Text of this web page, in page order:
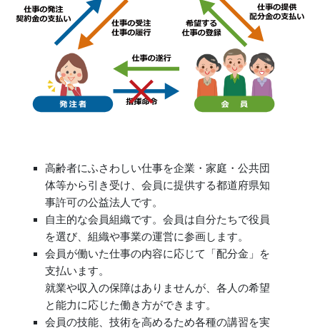
高齢者にふさわしい仕事を企業・家庭・公共団
体等から引き受け、会員に提供する都道府県知
事許可の公益法人です。
自主的な会員組織です。会員は自分たちで役員
を選び、組織や事業の運営に参画します。
会員が働いた仕事の内容に応じて「配分金」を
支払います。
就業や収入の保障はありませんが、各人の希望
と能力に応じた働き方ができます。
会員の技能、技術を高めるため各種の講習を実